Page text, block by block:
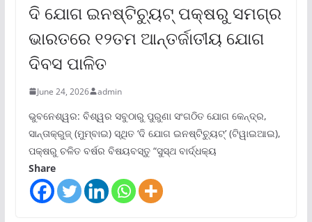
ଦି ଯୋଗ ଇନଷ୍ଟିଚ୍ୟୁଟ୍ ପକ୍ଷରୁ ସମଗ୍ର
ଭାରତରେ ୧୨ତମ ଆନ୍ତର୍ଜାତୀୟ ଯୋଗ
ଦିବସ ପାଳିତ
June 24, 2026 admin
ଭୁବନେଶ୍ୱର: ବିଶ୍ୱର ସବୁଠାରୁ ପୁରୁଣା ସଂଗଠିତ ଯୋଗ କେନ୍ଦ୍ର,
ସାନ୍ତାକ୍ରୁଜ୍ (ମୁମ୍ବାଇ) ସ୍ଥିତ ‘ଦି ଯୋଗ ଇନଷ୍ଟିଚ୍ୟୁଟ୍‌’ (ଟିୱାଇଆଇ),
ପକ୍ଷରୁ ଚଳିତ ବର୍ଷର ବିଷୟବସ୍ତୁ “ସୁସ୍ଥ ବାର୍ଦ୍ଧକ୍ୟ
Share